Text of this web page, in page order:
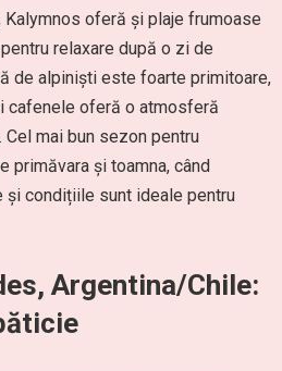
oferă și plaje frumoase
relaxare după o zi de
de alpiniști este foarte primitoare,
cafenele oferă o atmosferă
mai bun sezon pentru
primăvara și toamna, când
condițiile sunt ideale pentru
Argentina/Chile: